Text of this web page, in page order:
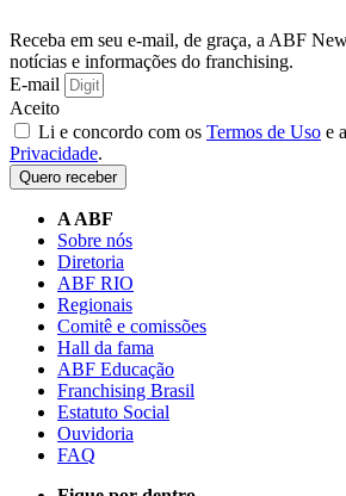
Receba em seu e-mail, de graça, a ABF
notícias e informações do franchising.
E-mail
Aceito
Li e concordo com os Termos de Uso e a
Privacidade.
Quero receber
A ABF
Sobre nós
Diretoria
ABF RIO
Regionais
Comitê e comissões
Hall da fama
ABF Educação
Franchising Brasil
Estatuto Social
Ouvidoria
FAQ